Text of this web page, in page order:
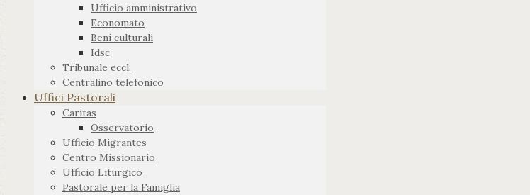
Ufficio amministrativo
Economato
Beni culturali
Idsc
Tribunale eccl.
Centralino telefonico
Uffici Pastorali
Caritas
Osservatorio
Ufficio Migrantes
Centro Missionario
Ufficio Liturgico
Pastorale per la Famiglia